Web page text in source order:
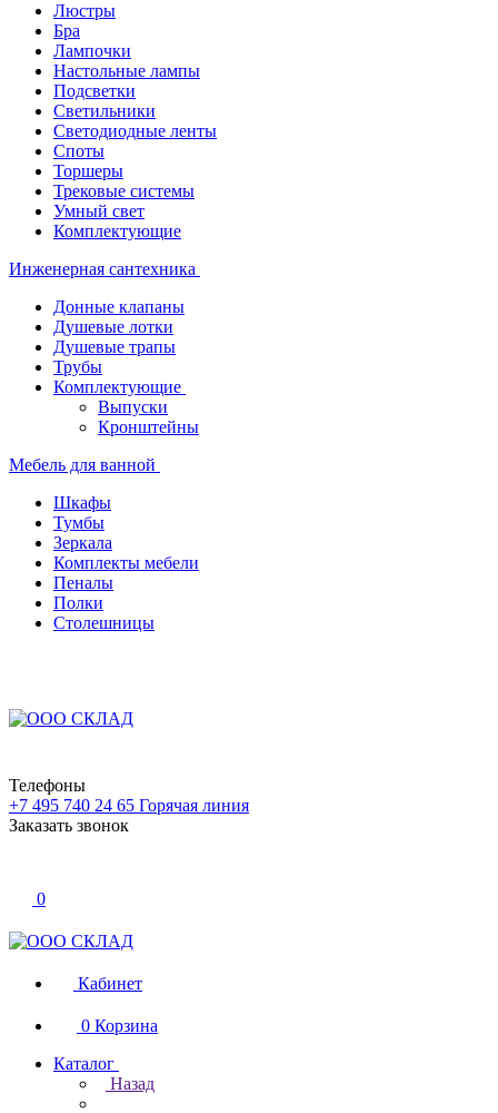
Люстры
Бра
Лампочки
Настольные лампы
Подсветки
Светильники
Светодиодные ленты
Споты
Торшеры
Трековые системы
Умный свет
Комплектующие
Инженерная сантехника
Донные клапаны
Душевые лотки
Душевые трапы
Трубы
Комплектующие
Выпуски
Кронштейны
Мебель для ванной
Шкафы
Тумбы
Зеркала
Комплекты мебели
Пеналы
Полки
Столешницы
Телефоны
+7 495 740 24 65 Горячая линия
Заказать звонок
0
Кабинет
0 Корзина
Каталог
Назад